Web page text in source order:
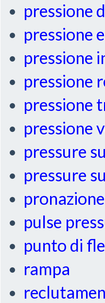
pressione
pressione
pressione
pressione
pressione
pressione
pressure
pressure
pronazione
pulse
punto di
rampa